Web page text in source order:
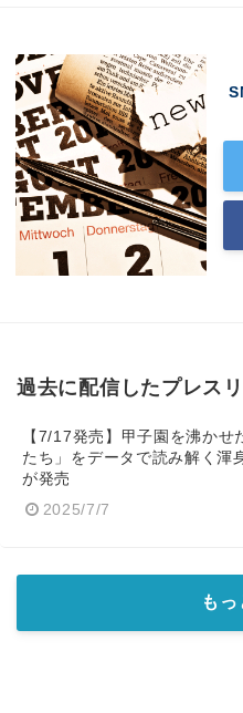
過去に配信したプレス
【7/17発売】甲子園を沸かせ
たち」をデータで読み解く渾
が発売
2025/7/7
もっ